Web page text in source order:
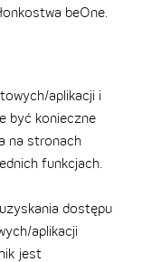
beOne.
aplikacji i
być konieczne
na stronach
funkcjach.
dostępu
aplikacji
jest